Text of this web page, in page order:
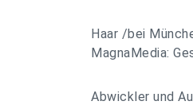
Haar /bei
MagnaMedia:
Abwickler und